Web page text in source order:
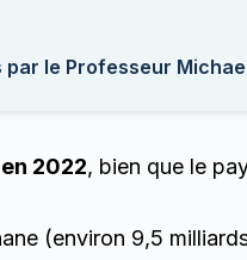
par le Professeur
2022, bien que le
(environ 9,5